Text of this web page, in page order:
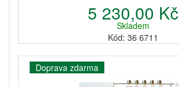
5 230,00 Kč
Skladem
Kód: 36 6711
Doprava zdarma